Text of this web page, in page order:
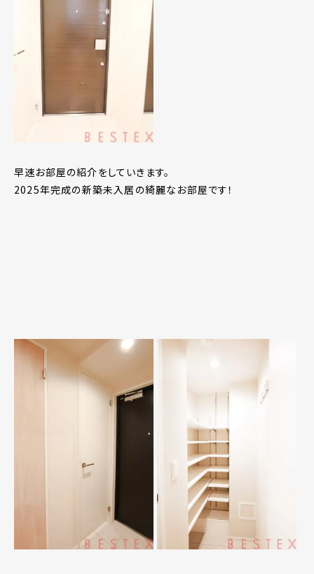
早速お部屋の紹介をしていきます。
2025年完成の新築未入居の綺麗なお部屋です！